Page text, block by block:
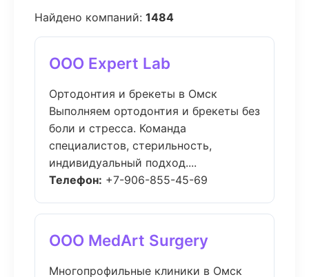
Найдено компаний: 1484
ООО Expert Lab
Ортодонтия и брекеты в Омск
Выполняем ортодонтия и брекеты без
боли и стресса. Команда
специалистов, стерильность,
индивидуальный подход....
Телефон: +7-906-855-45-69
ООО MedArt Surgery
Многопрофильные клиники в Омск